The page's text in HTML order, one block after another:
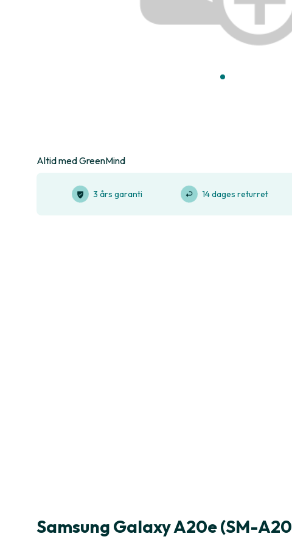
Altid med GreenMind
3 års garanti 14 dages returret
Samsung Galaxy A20e (SM-